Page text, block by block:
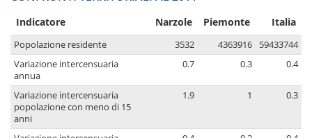
Indicatore Narzole Piemonte Italia
Popolazione residente 3532 4363916
59433744
Variazione intercensuaria
annua
0.7 0.3 0.4
Variazione intercensuaria
popolazione con meno di 15
anni
1.9 1 0.3